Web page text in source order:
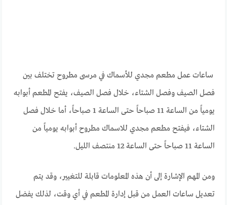
ساعات عمل مطعم مجدي للأسماك في مرسى مطروح تختلف بين
فصل الصيف وفصل الشتاء، خلال فصل الصيف، يفتح المطعم أبوابه
يومياً من الساعة 11 صباحاً حتى الساعة 1 صباحاً، أما خلال فصل
الشتاء، فيفتح مطعم مجدي للاسماك مطروح أبوابه يومياً من
الساعة 11 صباحاً حتى الساعة 12 منتصف الليل.
ومن المهم الإشارة إلى أن هذه المعلومات قابلة للتغيير، وقد يتم
تعديل ساعات العمل من قبل إدارة المطعم في أي وقت، لذلك يفضل